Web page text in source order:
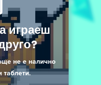
играеш
не е налично
таблети.